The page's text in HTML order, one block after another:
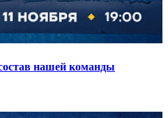
нашей команды